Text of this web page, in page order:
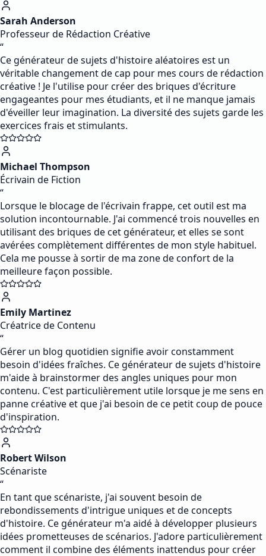
Sarah Anderson
Professeur de Rédaction Créative
“
Ce générateur de sujets d'histoire aléatoires est un
véritable changement de cap pour mes cours de rédaction
créative ! Je l'utilise pour créer des briques d'écriture
engageantes pour mes étudiants, et il ne manque jamais
d'éveiller leur imagination. La diversité des sujets garde les
exercices frais et stimulants.
Michael Thompson
Écrivain de Fiction
“
Lorsque le blocage de l'écrivain frappe, cet outil est ma
solution incontournable. J'ai commencé trois nouvelles en
utilisant des briques de cet générateur, et elles se sont
avérées complètement différentes de mon style habituel.
Cela me pousse à sortir de ma zone de confort de la
meilleure façon possible.
Emily Martinez
Créatrice de Contenu
“
Gérer un blog quotidien signifie avoir constamment
besoin d'idées fraîches. Ce générateur de sujets d'histoire
m'aide à brainstormer des angles uniques pour mon
contenu. C'est particulièrement utile lorsque je me sens en
panne créative et que j'ai besoin de ce petit coup de pouce
d'inspiration.
Robert Wilson
Scénariste
“
En tant que scénariste, j'ai souvent besoin de
rebondissements d'intrigue uniques et de concepts
d'histoire. Ce générateur m'a aidé à développer plusieurs
idées prometteuses de scénarios. J'adore particulièrement
comment il combine des éléments inattendus pour créer